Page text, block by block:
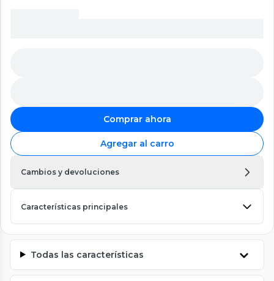
Comprar ahora
Agregar al carro
Cambios y devoluciones
Características principales
Todas las características